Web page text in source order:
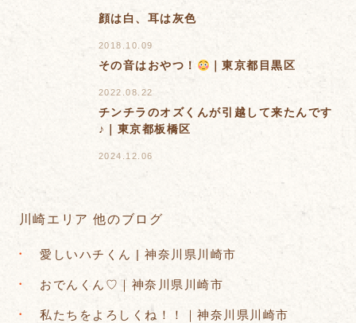
顔は白、耳は灰色
2018.10.09
その音はおやつ！ ｜東京都目黒区
2022.08.22
チンチラのオズくんが引越して来たんです
♪｜東京都板橋区
2024.12.06
川崎エリア 他のブログ
愛しいハチくん | 神奈川県川崎市
おでんくん♡｜神奈川県川崎市
私たちをよろしくね！！｜神奈川県川崎市